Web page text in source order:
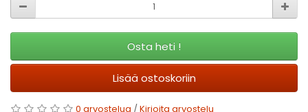
Osta heti !
Lisää ostoskoriin
0 arvostelua /Kirjoita arvostelu